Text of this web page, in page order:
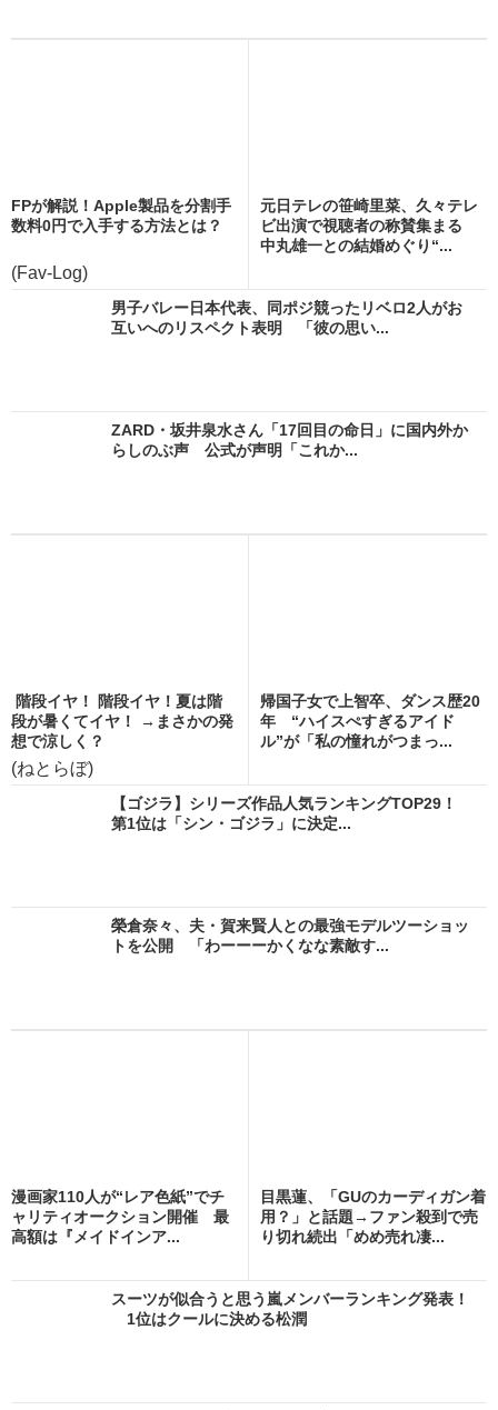
FPが解説！Apple製品を分割手
数料0円で入手する方法とは？
(Fav-Log)
元日テレの笹崎里菜、久々テレ
ビ出演で視聴者の称賛集まる
中丸雄一との結婚めぐり“...
男子バレー日本代表、同ポジ競ったリベロ2人がお
互いへのリスペクト表明 「彼の思い...
ZARD・坂井泉水さん「17回目の命日」に国内外か
らしのぶ声 公式が声明「これか...
階段イヤ！ 階段イヤ！夏は階
段が暑くてイヤ！ →まさかの発
想で涼しく？
(ねとらぼ)
帰国子女で上智卒、ダンス歴20
年 “ハイスぺすぎるアイド
ル”が「私の憧れがつまっ...
【ゴジラ】シリーズ作品人気ランキングTOP29！
第1位は「シン・ゴジラ」に決定...
榮倉奈々、夫・賀来賢人との最強モデルツーショッ
トを公開 「わーーーかくなな素敵す...
漫画家110人が“レア色紙”でチ
ャリティオークション開催 最
高額は『メイドインア...
目黒蓮、「GUのカーディガン着
用？」と話題→ファン殺到で売
り切れ続出「めめ売れ凄...
スーツが似合うと思う嵐メンバーランキング発表！
1位はクールに決める松潤